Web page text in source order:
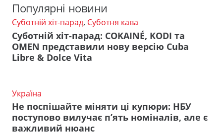
Популярні новини
Суботній хіт-парад, Суботня кава
Суботній хіт-парад: COKAINÉ, KODI та
OMEN представили нову версію Cuba
Libre & Dolce Vita
Україна
Не поспішайте міняти ці купюри: НБУ
поступово вилучає п’ять номіналів, але є
важливий нюанс